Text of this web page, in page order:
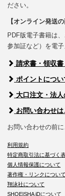
ださい。
【オンライン発送
PDF版電子書籍は
参加証など）を電子
請求書・領収
ポイントについ
大口注文・法
お問い合わせは
お問い合わせの前に
利用規約
特定商取引法に基づく
個人情報保護について
著作権・リンクについて
翔泳社について
SHOEISHA iDについて